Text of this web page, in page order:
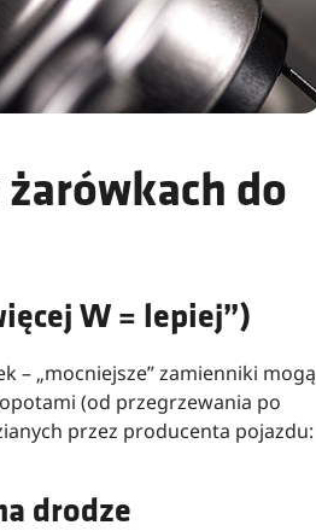
żarówkach do
W = lepiej”)
– „mocniejsze” zamienniki mogą
(od przegrzewania po
przez producenta pojazdu:
drodze